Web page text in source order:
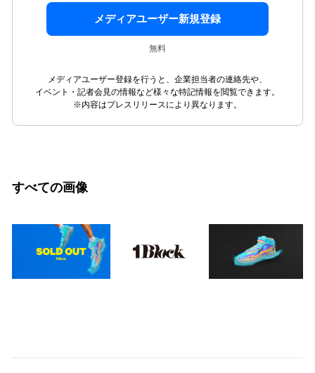
メディアユーザー新規登録
無料
メディアユーザー登録を行うと、企業担当者の連絡先や、
イベント・記者会見の情報など様々な特記情報を閲覧できます。
※内容はプレスリリースにより異なります。
すべての画像